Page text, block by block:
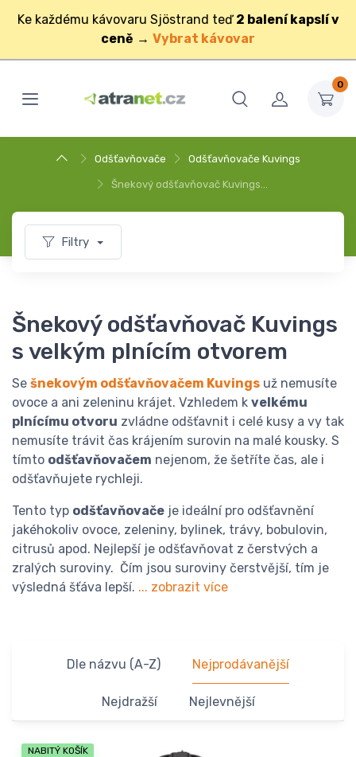
Ke každému kávovaru Sjöstrand teď 2 balení kapslí v
ceně → Vybrat kávovar
0
Odšťavňovače Odšťavňovače Kuvings
Šnekový odšťavňovač Kuvings…
Filtry
Šnekový odšťavňovač Kuvings
s velkým plnícím otvorem
Se šnekovým odšťavňovačem Kuvings už nemusíte
ovoce a ani zeleninu krájet. Vzhledem k velkému
plnícímu otvoru zvládne odšťavnit i celé kusy a vy tak
nemusíte trávit čas krájením surovin na malé kousky. S
tímto odšťavňovačem nejenom, že šetříte čas, ale i
odšťavňujete rychleji.
Tento typ odšťavňovače je ideální pro odšťavnění
jakéhokoliv ovoce, zeleniny, bylinek, trávy, bobulovin,
citrusů apod. Nejlepší je odšťavňovat z čerstvých a
zralých suroviny. Čím jsou suroviny čerstvější, tím je
výsledná šťáva lepší. ... zobrazit více
Dle názvu (A-Z) Nejprodávanější
Nejdražší Nejlevnější
NABITÝ KOŠÍK